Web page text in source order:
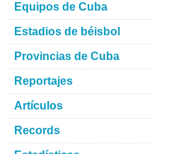
Equipos de Cuba
Estadios de béisbol
Provincias de Cuba
Reportajes
Artículos
Records